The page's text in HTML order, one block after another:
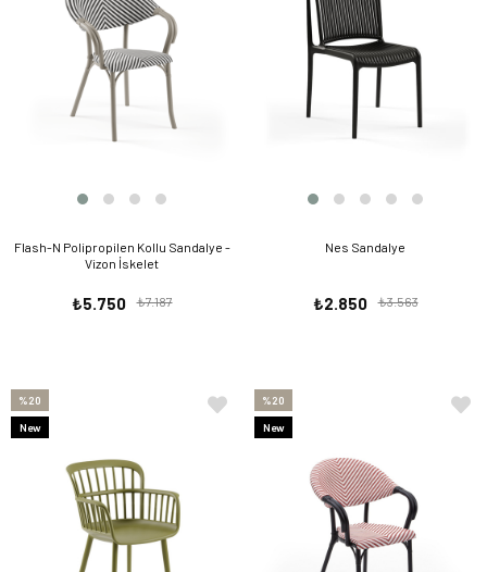
Flash-N Polipropilen Kollu Sandalye -
Vizon İskelet
₺5.750 ₺7.187
Nes Sandalye
₺2.850 ₺3.563
%20
New
%20
New